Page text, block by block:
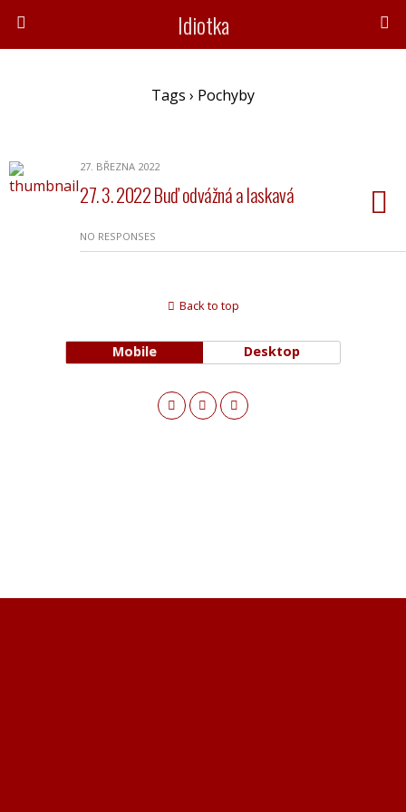
Idiotka
Tags › Pochyby
27. BŘEZNA 2022
27. 3. 2022 Buď odvážná a laskavá
NO RESPONSES
Back to top
Mobile Desktop